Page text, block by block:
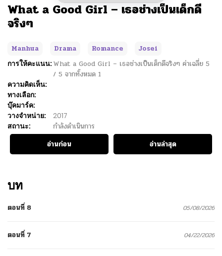
What a Good Girl – เธอช่างเป็นเด็กดี
จริงๆ
Manhua Drama Romance
Josei
การให้คะแนน: What a Good Girl – เธอช่างเป็นเด็กดีจริงๆ ค่าเฉลี่ย 5
/ 5 จากทั้งหมด 1
ความคิดเห็น:
ทางเลือก:
บุ๊คมาร์ค:
วางจำหน่าย:
2017
สถานะ:
กำลังดำเนินการ
อ่านก่อน
อ่านล่าสุด
บท
ตอนที่ 8 05/08/2026
ตอนที่ 7 04/22/2026